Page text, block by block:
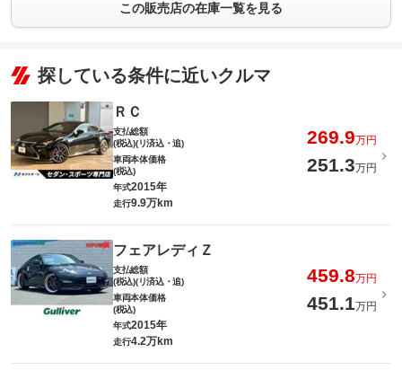
この販売店の在庫一覧を見る
探している条件に近いクルマ
ＲＣ
支払総額
(税込)(リ済込・追)
269.9万円
車両本体価格
(税込)
251.3万円
年式2015年
走行9.9万km
フェアレディＺ
支払総額
(税込)(リ済込・追)
459.8万円
車両本体価格
(税込)
451.1万円
年式2015年
走行4.2万km